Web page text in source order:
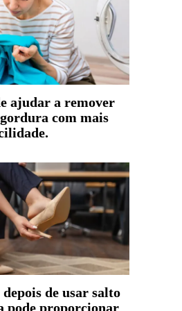
ajudar a remover
com mais
depois de usar salto
pode proporcionar